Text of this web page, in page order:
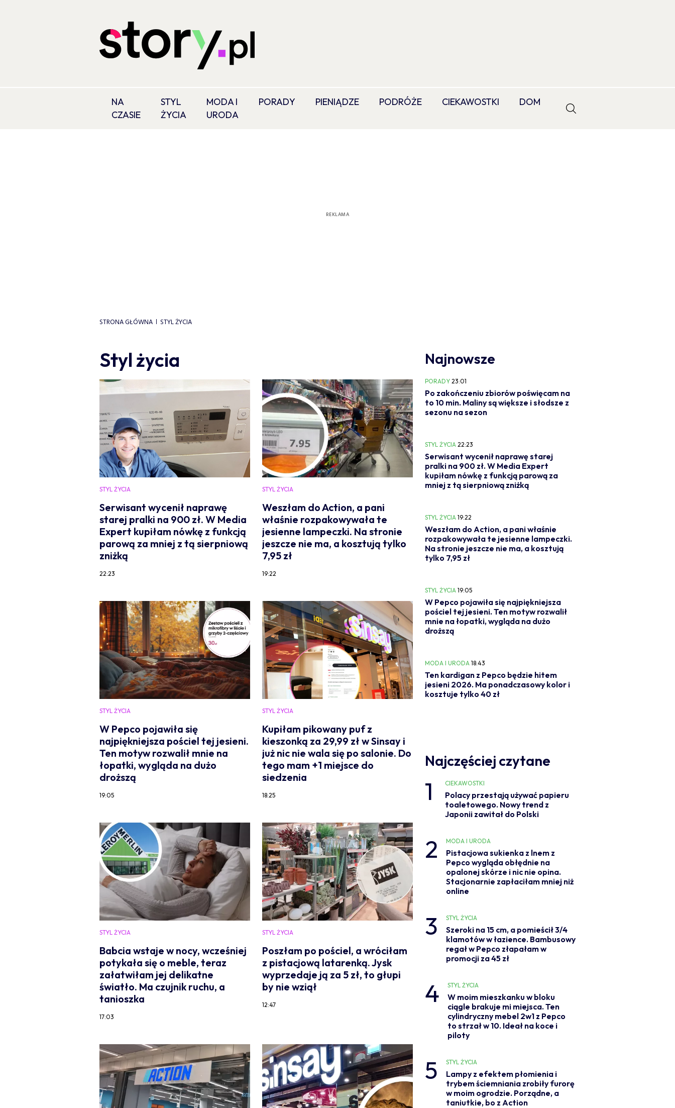
NA
CZASIE
STYL
ŻYCIA
MODA I
URODA
PORADY PIENIĄDZE PODRÓŻE CIEKAWOSTKI DOM
STRONA GŁÓWNA STYL ŻYCIA
Styl życia
STYL ŻYCIA
Serwisant wycenił naprawę
starej pralki na 900 zł. W Media
Expert kupiłam nówkę z funkcją
parową za mniej z tą sierpniową
zniżką
22:23
STYL ŻYCIA
Weszłam do Action, a pani
właśnie rozpakowywała te
jesienne lampeczki. Na stronie
jeszcze nie ma, a kosztują tylko
7,95 zł
19:22
STYL ŻYCIA
W Pepco pojawiła się
najpiękniejsza pościel tej jesieni.
Ten motyw rozwalił mnie na
łopatki, wygląda na dużo
droższą
19:05
STYL ŻYCIA
Kupiłam pikowany puf z
kieszonką za 29,99 zł w Sinsay i
już nic nie wala się po salonie. Do
tego mam +1 miejsce do
siedzenia
18:25
STYL ŻYCIA
Babcia wstaje w nocy, wcześniej
potykała się o meble, teraz
załatwiłam jej delikatne
światło. Ma czujnik ruchu, a
tanioszka
17:03
STYL ŻYCIA
Poszłam po pościel, a wróciłam
z pistacjową latarenką. Jysk
wyprzedaje ją za 5 zł, to głupi
by nie wziął
12:47
Najnowsze
PORADY 23:01
Po zakończeniu zbiorów poświęcam na
to 10 min. Maliny są większe i słodsze z
sezonu na sezon
STYL ŻYCIA 22:23
Serwisant wycenił naprawę starej
pralki na 900 zł. W Media Expert
kupiłam nówkę z funkcją parową za
mniej z tą sierpniową zniżką
STYL ŻYCIA 19:22
Weszłam do Action, a pani właśnie
rozpakowywała te jesienne lampeczki.
Na stronie jeszcze nie ma, a kosztują
tylko 7,95 zł
STYL ŻYCIA 19:05
W Pepco pojawiła się najpiękniejsza
pościel tej jesieni. Ten motyw rozwalił
mnie na łopatki, wygląda na dużo
droższą
MODA I URODA 18:43
Ten kardigan z Pepco będzie hitem
jesieni 2026. Ma ponadczasowy kolor i
kosztuje tylko 40 zł
Najczęściej czytane
1 CIEKAWOSTKI
Polacy przestają używać papieru
toaletowego. Nowy trend z
Japonii zawitał do Polski
2 MODA I URODA
Pistacjowa sukienka z lnem z
Pepco wygląda obłędnie na
opalonej skórze i nic nie opina.
Stacjonarnie zapłaciłam mniej niż
online
3 STYL ŻYCIA
Szeroki na 15 cm, a pomieścił 3/4
klamotów w łazience. Bambusowy
regał w Pepco złapałam w
promocji za 45 zł
4 STYL ŻYCIA
W moim mieszkanku w bloku
ciągle brakuje mi miejsca. Ten
cylindryczny mebel 2w1 z Pepco
to strzał w 10. Ideał na koce i
piloty
5 STYL ŻYCIA
Lampy z efektem płomienia i
trybem ściemniania zrobiły furorę
w moim ogrodzie. Porządne, a
taniutkie, bo z Action